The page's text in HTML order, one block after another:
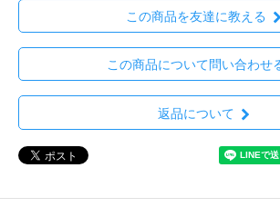
この商品を友達に教える
この商品について問い合わせ
返品について